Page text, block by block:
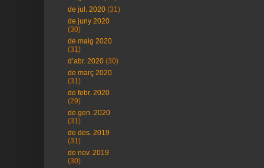
de jul. 2020 (31)
de juny 2020
(30)
de maig 2020
(31)
d’abr. 2020 (30)
de març 2020
(31)
de febr. 2020
(29)
de gen. 2020
(31)
de des. 2019
(31)
de nov. 2019
(30)